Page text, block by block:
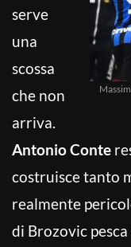
serve
una
scossa
che non
arriva.
Antonio Conte
costruisce tanto
realmente
di Brozovic pesca